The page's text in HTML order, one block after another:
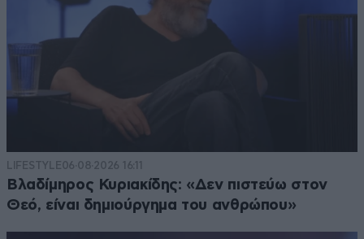
LIFESTYLE06·08·2026 16:11
Βλαδίμηρος Κυριακίδης: «Δεν πιστεύω στον
Θεό, είναι δημιούργημα του ανθρώπου»